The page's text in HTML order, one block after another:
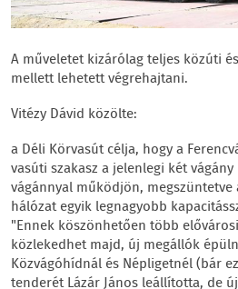
A műveletet kizárólag teljes közúti
mellett lehetett végrehajtani.
Vitézy Dávid közölte:
a Déli Körvasút célja, hogy a
vasúti szakasz a jelenlegi két
vágánnyal működjön,
hálózat egyik legnagyobb
"Ennek köszönhetően több
közlekedhet majd, új megállók
Közvágóhídnál és Népligetnél (bár
tenderét Lázár János leállította, de